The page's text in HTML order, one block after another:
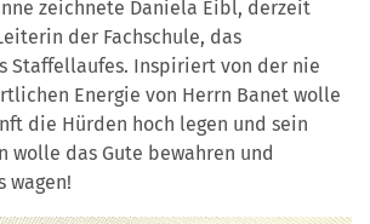
zeichnete Daniela Eibl, derzeit
der Fachschule, das
Staffellaufes. Inspiriert von der nie
Energie von Herrn Banet wolle
die Hürden hoch legen und sein
wolle das Gute bewahren und
wagen!